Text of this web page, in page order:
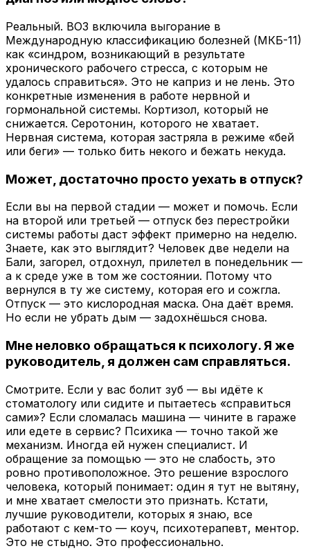
Реальный. ВОЗ включила выгорание в
Международную классификацию болезней (МКБ-11)
как «синдром, возникающий в результате
хронического рабочего стресса, с которым не
удалось справиться». Это не каприз и не лень. Это
конкретные изменения в работе нервной и
гормональной системы. Кортизол, который не
снижается. Серотонин, которого не хватает.
Нервная система, которая застряла в режиме «бей
или беги» — только бить некого и бежать некуда.
Может, достаточно просто уехать в отпуск?
Если вы на первой стадии — может и помочь. Если
на второй или третьей — отпуск без перестройки
системы работы даст эффект примерно на неделю.
Знаете, как это выглядит? Человек две недели на
Бали, загорел, отдохнул, прилетел в понедельник —
а к среде уже в том же состоянии. Потому что
вернулся в ту же систему, которая его и сожгла.
Отпуск — это кислородная маска. Она даёт время.
Но если не убрать дым — задохнёшься снова.
Мне неловко обращаться к психологу. Я же
руководитель, я должен сам справляться.
Смотрите. Если у вас болит зуб — вы идёте к
стоматологу или сидите и пытаетесь «справиться
сами»? Если сломалась машина — чините в гараже
или едете в сервис? Психика — точно такой же
механизм. Иногда ей нужен специалист. И
обращение за помощью — это не слабость, это
ровно противоположное. Это решение взрослого
человека, который понимает: один я тут не вытяну,
и мне хватает смелости это признать. Кстати,
лучшие руководители, которых я знаю, все
работают с кем-то — коуч, психотерапевт, ментор.
Это не стыдно. Это профессионально.